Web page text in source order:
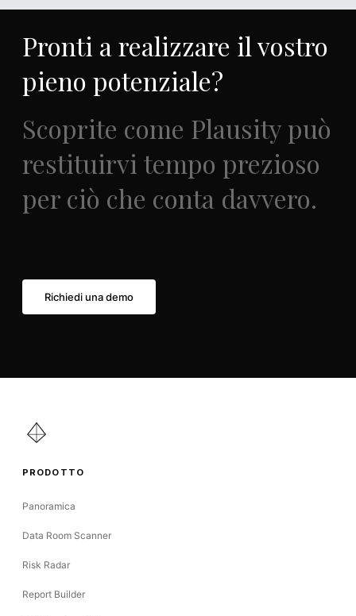
Pronti a realizzare il vostro
pieno potenziale?
Scoprite come Plausity può
restituirvi tempo prezioso
per ciò che conta davvero.
Richiedi una demo
PRODOTTO
Panoramica
Data Room Scanner
Risk Radar
Report Builder